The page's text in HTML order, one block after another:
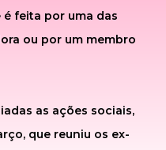
feita por uma das
ou por um membro
as ações sociais,
que reuniu os ex-